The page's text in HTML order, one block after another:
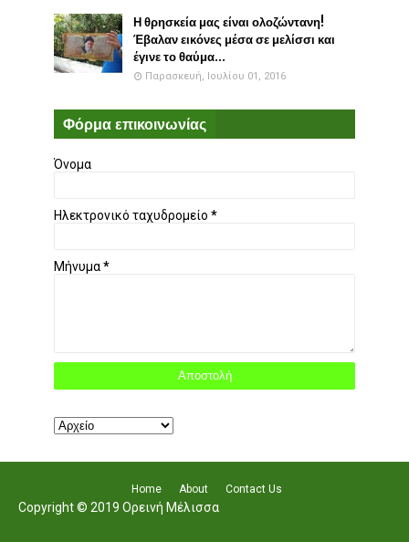
Η θρησκεία μας είναι ολοζώντανη!
Έβαλαν εικόνες μέσα σε μελίσσι και
έγινε το θαύμα...
Παρασκευή, Ιουλίου 01, 2016
Φόρμα επικοινωνίας
Όνομα
Ηλεκτρονικό ταχυδρομείο *
Μήνυμα*
Home About Contact Us
Copyright © 2019 Ορεινή Μέλισσα